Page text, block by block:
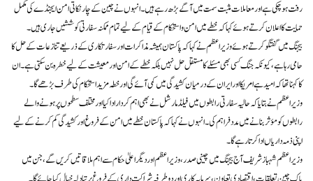
رفت ہوچکی ہے اور معاملات مثبت سمت میں آگے بڑھ رہے ہیں۔ انہوں نے چین کے چار نکاتی امن ایجنڈے کی مکمل
حمایت کا اعلان کرتے ہوئے کہا کہ خطے میں امن و استحکام کے قیام کے لیے تمام ممکنہ سفارتی کوششیں جاری ہیں۔
بیجنگ میں گفتگو کرتے ہوئے وزیراعظم نے کہا کہ پاکستان ہمیشہ مذاکرات اور سفارتکاری کے ذریعے تنازعات کے حل کا
حامی رہا ہے، کیونکہ جنگ کسی بھی مسئلے کا مستقل حل نہیں بلکہ خطے کے امن اور معیشت کے لیے خطرہ بن سکتی ہے۔ ان
کا کہنا تھا کہ امید ہے امریکا اور ایران کے درمیان کشیدگی میں کمی آئے گی اور خطہ مزید استحکام کی طرف بڑھے گا۔
وزیراعظم نے بتایا کہ حالیہ سفارتی رابطوں میں فیلڈ مارشل نے بھی اہم کردار ادا کیا اور مختلف سطحوں پر ہونے والے
رابطوں کو مؤثر بنانے میں مدد فراہم کی۔ انہوں نے کہا کہ پاکستان خطے میں امن کے فروغ اور کشیدگی کم کرنے کے لیے
اپنی ذمہ داریاں ادا کرتا رہے گا۔
وزیراعظم شہباز شریف آج بیجنگ میں چینی صدر، وزیراعظم اور دیگر اعلیٰ حکام سے اہم ملاقاتیں کریں گے، جن میں